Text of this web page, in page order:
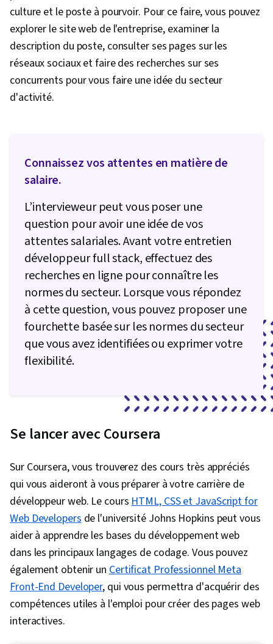
Intégration continue, Communication,
Stratégies de communication, Suivre le
mouvement, Compétences en matière de
communication verbale, Résolution de
problèmes, Établissement de relations,
web, IA générative, Débogage, Examen du
Motifs de l'invitation, DevSecOps, Agents
génératifs d'IA, Flux de travail agentiques
culture et le poste à pourvoir. Pour ce faire, vous pouvez
explorer le site web de l'entreprise, examiner la
description du poste, consulter ses pages sur les
réseaux sociaux et faire des recherches sur ses
concurrents pour vous faire une idée du secteur
d'activité.
Connaissez vos attentes en matière de
salaire.
L’intervieweur peut vous poser une
question pour avoir une idée de vos
attentes salariales. Avant votre entretien
développeur full stack, effectuez des
recherches en ligne pour connaître les
normes du secteur. Lorsque vous répondez
à cette question, vous pouvez proposer une
fourchette basée sur les normes du secteur
que vous avez identifiées ou exprimer votre
flexibilité.
Se lancer avec Coursera
Sur Coursera, vous trouverez des cours très appréciés
qui vous aideront à vous préparer à votre carrière de
développeur web. Le coursHTML, CSS et JavaScript for
Web Developersde l'université Johns Hopkins peut vous
aider à apprendre les bases du développement web
dans les principaux langages de codage. Vous pouvez
également obtenir un Certificat Professionnel Meta
Front-End Developer, qui vous permettra d'acquérir des
compétences utiles à l'emploi pour créer des pages web
interactives.